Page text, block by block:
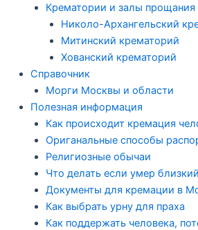
Крематории и залы прощания
Николо-Архангельский
Митинский крематорий
Хованский крематорий
Справочник
Морги Москвы и области
Полезная информация
Как происходит кремация
Ориганальные способы
Религиозные обычаи
Что делать если умер
Документы для кремации в
Как выбрать урну для праха
Как поддержать человека,